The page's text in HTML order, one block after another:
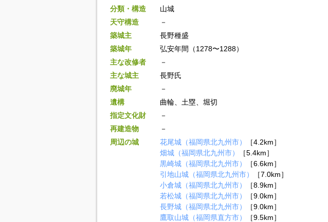
分類・構造
山城
天守構造
－
築城主
長野種盛
築城年
弘安年間（1278〜1288）
主な改修者
－
主な城主
長野氏
廃城年
－
遺構
曲輪、土塁、堀切
指定文化財
－
再建造物
－
周辺の城
花尾城（福岡県北九州市）
［4.2km］
畑城（福岡県北九州市）
［5.4km］
黒崎城（福岡県北九州市）
［6.6km］
引地山城（福岡県北九州市）
［7.0km］
小倉城（福岡県北九州市）
［8.9km］
若松城（福岡県北九州市）
［9.0km］
長野城（福岡県北九州市）
［9.0km］
鷹取山城（福岡県直方市）
［9.5km］